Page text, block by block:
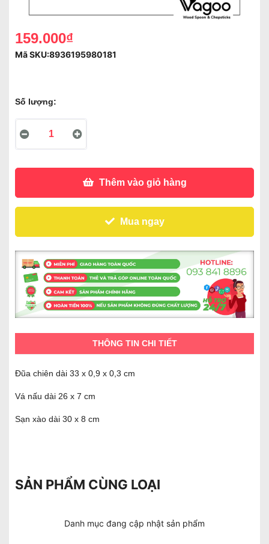
159.000₫
Mã SKU:8936195980181
Số lượng:
Thêm vào giỏ hàng
Mua ngay
THÔNG TIN CHI TIẾT
Đũa chiên dài 33 x 0,9 x 0,3 cm
Vá nấu dài 26 x 7 cm
Sạn xào dài 30 x 8 cm
SẢN PHẨM CÙNG LOẠI
Danh mục đang cập nhật sản phẩm